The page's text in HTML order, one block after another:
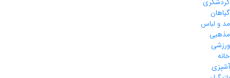
گیاهان
مد و لباس
مذهبی
ورزشی
خانه
آشپزی